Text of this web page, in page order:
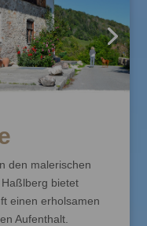
den malerischen
bietet
einen erholsamen
Aufenthalt.